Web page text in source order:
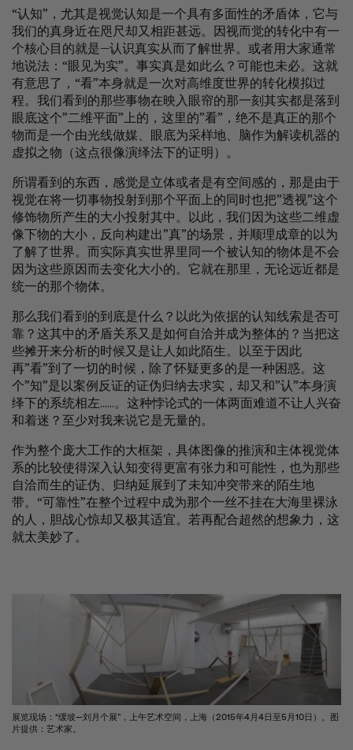
“认知”，尤其是视觉认知是一个具有多面性的矛盾体，它与
我们的真身近在咫尺却又相距甚远。因视而觉的转化中有一
个核心目的就是—认识真实从而了解世界。或者用大家通常
地说法：“眼见为实”。事实真是如此么？可能也未必。这就
有意思了，“看”本身就是一次对高维度世界的转化模拟过
程。我们看到的那些事物在映入眼帘的那一刻其实都是落到
眼底这个”二维平面”上的，这里的”看”，绝不是真正的那个
物而是一个由光线做媒、眼底为采样地、脑作为解读机器的
虚拟之物（这点很像演绎法下的证明）。
所谓看到的东西，感觉是立体或者是有空间感的，那是由于
视觉在将一切事物投射到那个平面上的同时也把”透视”这个
修饰物所产生的大小投射其中。以此，我们因为这些二维虚
像下物的大小，反向构建出”真”的场景，并顺理成章的以为
了解了世界。而实际真实世界里同一个被认知的物体是不会
因为这些原因而去变化大小的。它就在那里，无论远近都是
统一的那个物体。
那么我们看到的到底是什么？以此为依据的认知线索是否可
靠？这其中的矛盾关系又是如何自洽并成为整体的？当把这
些摊开来分析的时候又是让人如此陌生。以至于因此
再”看”到了一切的时候，除了怀疑更多的是一种困惑。这
个”知”是以案例反证的证伪归纳去求实，却又和”认”本身演
绎下的系统相左......。这种悖论式的一体两面难道不让人兴奋
和着迷？至少对我来说它是无量的。
作为整个庞大工作的大框架，具体图像的推演和主体视觉体
系的比较使得深入认知变得更富有张力和可能性，也为那些
自洽而生的证伪、归纳延展到了未知冲突带来的陌生地
带。“可靠性”在整个过程中成为那个一丝不挂在大海里裸泳
的人，胆战心惊却又极其适宜。若再配合超然的想象力，这
就太美妙了。
展览现场：“缓坡—刘月个展”，上午艺术空间，上海（2015年4月4日至5月10日）。图
片提供：艺术家。